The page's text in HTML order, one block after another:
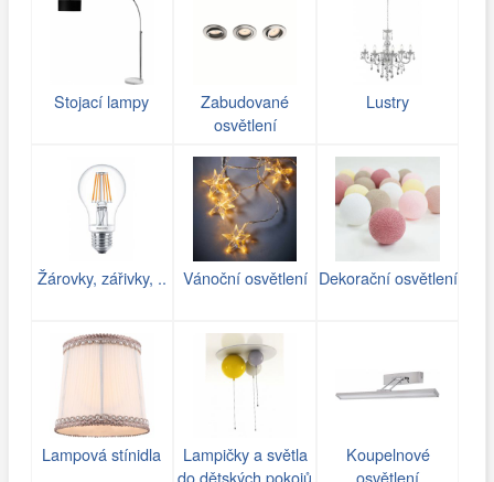
Stojací lampy
Zabudované
osvětlení
Lustry
Žárovky, zářivky, .. Vánoční osvětlení Dekorační osvětlení
Lampová stínidla
Lampičky a světla
do dětských pokojů
Koupelnové
osvětlení